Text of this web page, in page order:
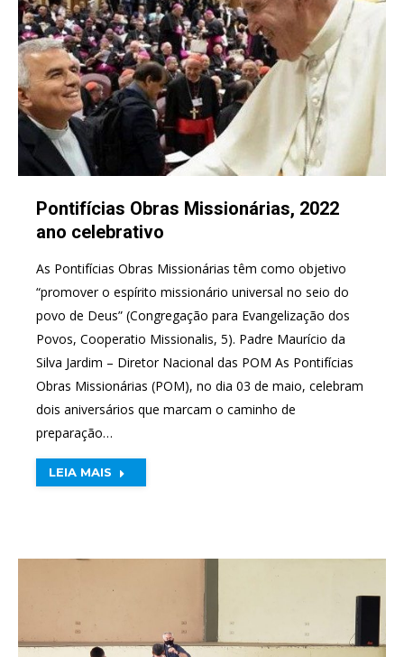
Pontifícias Obras Missionárias, 2022
ano celebrativo
As Pontifícias Obras Missionárias têm como objetivo
“promover o espírito missionário universal no seio do
povo de Deus” (Congregação para Evangelização dos
Povos, Cooperatio Missionalis, 5). Padre Maurício da
Silva Jardim – Diretor Nacional das POM As Pontifícias
Obras Missionárias (POM), no dia 03 de maio, celebram
dois aniversários que marcam o caminho de
preparação…
LEIA MAIS